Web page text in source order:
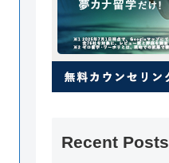
Recent Posts